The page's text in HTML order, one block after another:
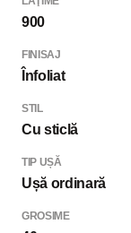
900
FINISAJ
Înfoliat
STIL
Cu sticlă
TIP UȘĂ
Ușă ordinară
GROSIME